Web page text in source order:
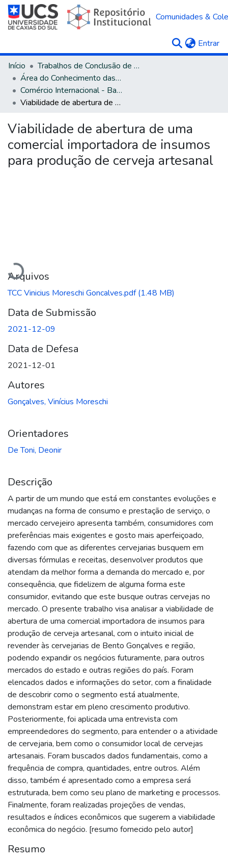
Comunidades &
Entrar
Início
Trabalhos de Conclusão de Curso
Área do Conhecimento das Ciências Sociais Aplicadas
Comércio Internacional - Bacharelado
Viabilidade de abertura de uma comercial importadora de insumos para produção de cerveja artesanal
Viabilidade de abertura de uma
comercial importadora de insumos
para produção de cerveja artesanal
Carregando...
Arquivos
TCC Vinicius Moreschi Goncalves.pdf(1.48 MB)
Data de Submissão
2021-12-09
Data de Defesa
2021-12-01
Autores
Gonçalves, Vinícius Moreschi
Orientadores
De Toni, Deonir
Descrição
A partir de um mundo que está em constantes evoluções e
mudanças na forma de consumo e prestação de serviço, o
mercado cervejeiro apresenta também, consumidores com
preferências mais exigentes e gosto mais aperfeiçoado,
fazendo com que as diferentes cervejarias busquem em
diversas fórmulas e receitas, desenvolver produtos que
atendam da melhor forma a demanda do mercado e, por
consequência, que fidelizem de alguma forma este
consumidor, evitando que este busque outras cervejas no
mercado. O presente trabalho visa analisar a viabilidade de
abertura de uma comercial importadora de insumos para
produção de cerveja artesanal, com o intuito inicial de
revender às cervejarias de Bento Gonçalves e região,
podendo expandir os negócios futuramente, para outros
mercados do estado e outras regiões do país. Foram
elencados dados e informações do setor, com a finalidade
de descobrir como o segmento está atualmente,
demonstram estar em pleno crescimento produtivo.
Posteriormente, foi aplicada uma entrevista com
empreendedores do segmento, para entender o a atividade
de cervejaria, bem como o consumidor local de cervejas
artesanais. Foram buscados dados fundamentais, como a
frequência de compra, quantidades, entre outros. Além
disso, também é apresentado como a empresa será
estruturada, bem como seu plano de marketing e processos.
Finalmente, foram realizadas projeções de vendas,
resultados e índices econômicos que sugerem a viabilidade
econômica do negócio. [resumo fornecido pelo autor]
Resumo